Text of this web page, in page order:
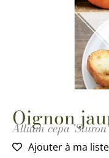
Oignon
Allium cepa 'Sturon'
Ajouter à ma